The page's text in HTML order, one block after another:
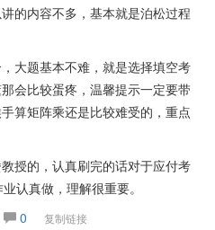
的内容不多，基本就是泊松过程
大题基本不难，就是选择填空考
会比较蛋疼，温馨提示一定要带
算矩阵乘还是比较难受的，重点
授的，认真刷完的话对于应付考
认真做，理解很重要。
0 复制链接